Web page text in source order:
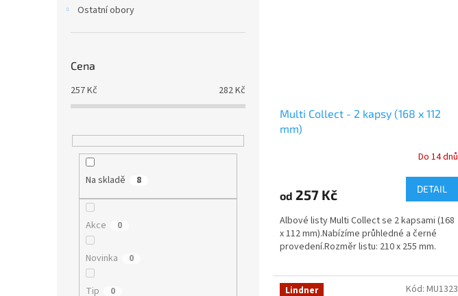
Ostatní obory
Cena
257Kč 282Kč
Na skladě 8
Akce 0
Novinka 0
Tip 0
Multi Collect - 2 kapsy (168 x 112
mm)
Do 14 dnů
od 257 Kč DETAIL
Albové listy Multi Collect se 2 kapsami (168
x 112 mm).Nabízíme průhledné a černé
provedení.Rozměr listu: 210 x 255 mm.
Lindner Kód: MU1323